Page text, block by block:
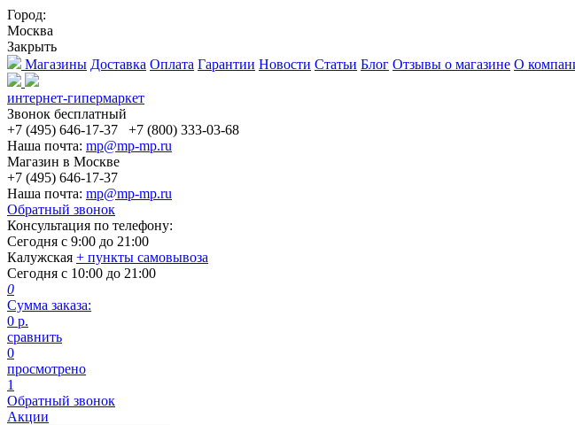
Город:
Москва
Закрыть
Магазины Доставка Оплата Гарантии Новости Статьи Блог Отзывы о магазине О
интернет-гипермаркет
Звонок бесплатный
+7 (495) 646-17-37
+7 (800) 333-03-68
Наша почта: mp@mp-mp.ru
Магазин в Москве
+7 (495) 646-17-37
Наша почта: mp@mp-mp.ru
Обратный звонок
Консультация по телефону:
Сегодня с 9:00 до 21:00
Калужская + пункты самовывоза
Сегодня с 10:00 до 21:00
0
Сумма заказа:
0 р.
сравнить
0
просмотрено
1
Обратный звонок
Акции